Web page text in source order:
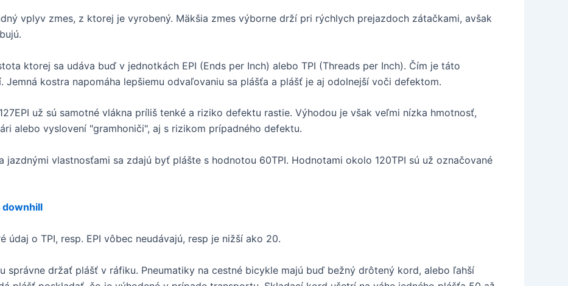
vplyv zmes, z ktorej je vyrobený. Mäkšia zmes výborne drží pri rýchlych prejazdoch zátačkami, avšak
ktorej sa udáva buď v jednotkách EPI (Ends per Inch) alebo TPI (Threads per Inch). Čím je táto
kostra napomáha lepšiemu odvaľovaniu sa plášťa a plášť je aj odolnejší voči defektom.
už sú samotné vlákna príliš tenké a riziko defektu rastie. Výhodou je však veľmi nízka hmotnosť,
alebo vyslovení "gramhoniči", aj s rizikom prípadného defektu.
jazdnými vlastnosťami sa zdajú byť plášte s hodnotou 60TPI. Hodnotami okolo 120TPI sú už označované
downhill
o TPI, resp. EPI vôbec neudávajú, resp je nižší ako 20.
správne držať plášť v ráfiku. Pneumatiky na cestné bicykle majú buď bežný drôtený kord, alebo ľahší